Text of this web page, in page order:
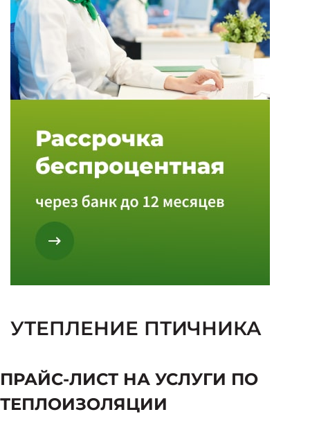
УТЕПЛЕНИЕ ПТИЧНИКА
ПРАЙС-ЛИСТ НА УСЛУГИ ПО
ТЕПЛОИЗОЛЯЦИИ